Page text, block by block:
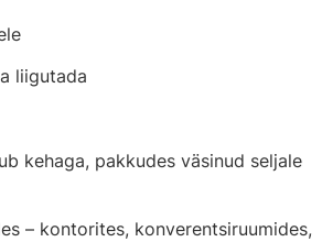
liigutada
kehaga, pakkudes väsinud seljale
– kontorites, konverentsiruumides,